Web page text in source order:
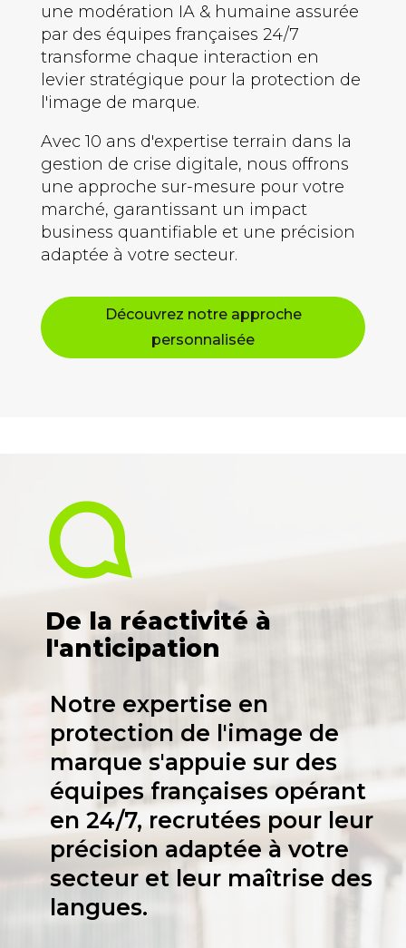
une modération IA & humaine assurée
par des équipes françaises 24/7
transforme chaque interaction en
levier stratégique pour la protection de
l'image de marque.
Avec 10 ans d'expertise terrain dans la
gestion de crise digitale, nous offrons
une approche sur-mesure pour votre
marché, garantissant un impact
business quantifiable et une précision
adaptée à votre secteur.
Découvrez notre approche
personnalisée
De la réactivité à
l'anticipation
Notre expertise en
protection de l'image de
marque s'appuie sur des
équipes françaises opérant
en 24/7, recrutées pour leur
précision adaptée à votre
secteur et leur maîtrise des
langues.